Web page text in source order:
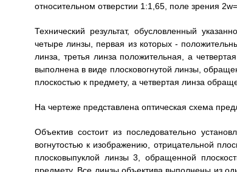
относительном отверстии 1:1,65, поле зрения
Технический результат, обусловленный
четыре линзы, первая из которых -
линза, третья линза положительная, а
выполнена в виде плосковогнутой линзы,
плоскостью к предмету, а четвертая линза
На чертеже представлена оптическая схема
Объектив состоит из последовательно
вогнутостью к изображению, отрицательной
плосковыпуклой линзы 3, обращенной
предмету. Все линзы объектива выполнены из